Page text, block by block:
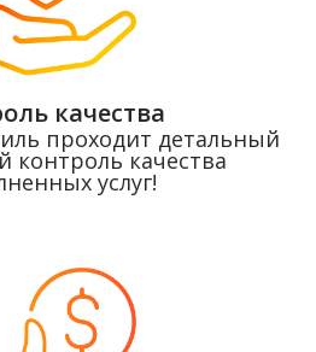
качества
проходит детальный
контроль качества
услуг!